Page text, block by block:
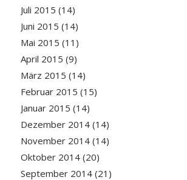
Juli 2015 (14)
Juni 2015 (14)
Mai 2015 (11)
April 2015 (9)
März 2015 (14)
Februar 2015 (15)
Januar 2015 (14)
Dezember 2014(14)
November 2014(14)
Oktober 2014(20)
September 2014(21)